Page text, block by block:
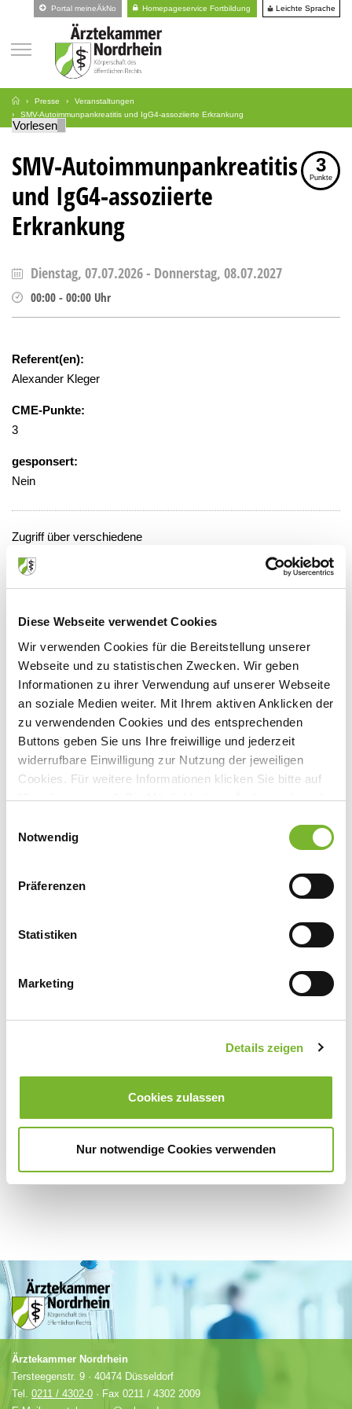
Diese Webseite verwendet Cookies
Wir verwenden Cookies für die Bereitstellung unserer
Webseite und zu statistischen Zwecken. Wir geben
Informationen zu ihrer Verwendung auf unserer Webseite
an soziale Medien weiter. Mit Ihrem aktiven Anklicken der
zu verwendenden Cookies und des entsprechenden
Buttons geben Sie uns Ihre freiwillige und jederzeit
widerrufbare Einwilligung zur Nutzung der jeweiligen
Cookies. Für weitere Informationen klicken Sie bitte auf
"Details anzeigen". Die Möglichkeit zur Änderung besteht
Datenschutzerklärung
Notwendig
Präferenzen
Statistiken
Marketing
Details zeigen
Cookies zulassen
Nur notwendige Cookies verwenden
Portal meineÄkNo Homepageservice Fortbildung Leichte Sprache
Presse
Veranstaltungen
SMV-Autoimmunpankreatitis und IgG4-assoziierte Erkrankung
Vorlesen
SMV-Autoimmunpankreatitis
und IgG4-assoziierte
Erkrankung
3
Punkte
Dienstag, 07.07.2026- Donnerstag, 08.07.2027
00:00 - 00:00 Uhr
Referent(en):
Alexander Kleger
CME-Punkte:
3
gesponsert:
Nein
Zugriff über verschiedene
Abonnementmodelle, Preise gestaffelt
von 36,00 - 499,00 Euro
Onlineveranstaltung
https://www.SpringerMedizin.de"
Mathias-Brüggen-Str. 39, 50827 Köln
Anbieter:
Springer Medizin Verlag GmbH Betriebsstätte Köln
Ansprechpartner:
Mail:kundenservice@springermedizin.de
Zurück zur Übersicht
Ärztekammer Nordrhein
Tersteegenstr. 9 · 40474 Düsseldorf
Tel. 0211 / 4302-0 · Fax 0211 / 4302 2009